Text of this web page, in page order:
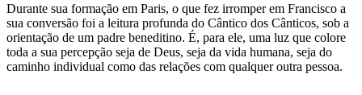
Durante sua formação em Paris, o que fez irromper em Francisco a
sua conversão foi a leitura profunda do Cântico dos Cânticos, sob a
orientação de um padre beneditino. É, para ele, uma luz que colore
toda a sua percepção seja de Deus, seja da vida humana, seja do
caminho individual como das relações com qualquer outra pessoa.